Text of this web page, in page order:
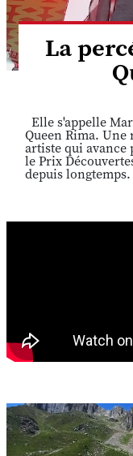
La
Elle s'appelle
Queen Rima.
artiste qui avance
le Prix
depuis